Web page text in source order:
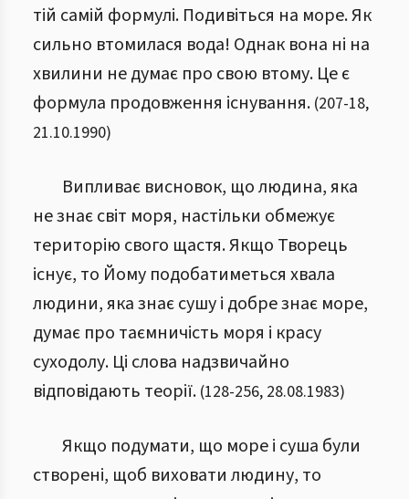
тій самій формулі. Подивіться на море. Як
сильно втомилася вода! Однак вона ні на
хвилини не думає про свою втому. Це є
формула продовження існування. (207-18,
21.10.1990)
Випливає висновок, що людина, яка
не знає світ моря, настільки обмежує
територію свого щастя. Якщо Творець
існує, то Йому подобатиметься хвала
людини, яка знає сушу і добре знає море,
думає про таємничість моря і красу
суходолу. Ці слова надзвичайно
відповідають теорії. (128-256, 28.08.1983)
Якщо подумати, що море і суша були
створені, щоб виховати людину, то